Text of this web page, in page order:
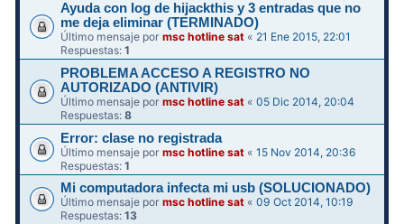
Ayuda con log de hijackthis y 3 entradas que no
me deja eliminar (TERMINADO)
Último mensaje pormsc hotline sat « 21 Ene 2015, 22:01
Respuestas:1
PROBLEMA ACCESO A REGISTRO NO
AUTORIZADO (ANTIVIR)
Último mensaje pormsc hotline sat «05 Dic 2014, 20:04
Respuestas:8
Error: clase no registrada
Último mensaje pormsc hotline sat «15 Nov 2014, 20:36
Respuestas:1
Mi computadora infecta mi usb (SOLUCIONADO)
Último mensaje pormsc hotline sat «09 Oct 2014, 10:19
Respuestas:13